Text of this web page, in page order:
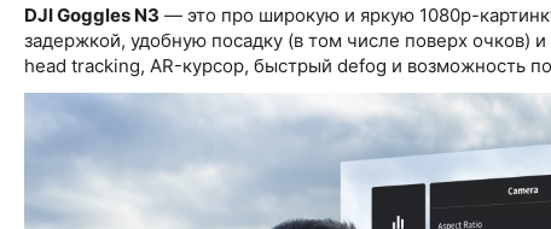
DJI Goggles N3 — это про широкую и яркую 1080p-
задержкой, удобную посадку (в том числе поверх очков)
head tracking, AR-курсор, быстрый defog и возможность